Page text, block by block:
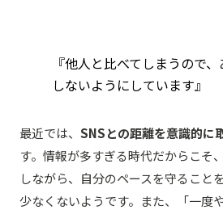
『他人と比べてしまうので
しないようにしています』
最近では、 SNSとの距離を意識的に
す。情報が多すぎる時代だからこそ
しながら、自分のペースを守ること
少なくないようです。また、「一度